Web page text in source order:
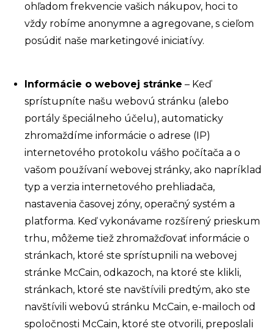
ohľadom frekvencie vašich nákupov, hoci to
vždy robíme anonymne a agregovane, s cieľom
posúdiť naše marketingové iniciatívy.
Informácie o webovej stránke – Keď
sprístupníte našu webovú stránku (alebo
portály špeciálneho účelu), automaticky
zhromaždíme informácie o adrese (IP)
internetového protokolu vášho počítača a o
vašom používaní webovej stránky, ako napríklad
typ a verzia internetového prehliadača,
nastavenia časovej zóny, operačný systém a
platforma. Keď vykonávame rozšírený prieskum
trhu, môžeme tiež zhromažďovať informácie o
stránkach, ktoré ste sprístupnili na webovej
stránke McCain, odkazoch, na ktoré ste klikli,
stránkach, ktoré ste navštívili predtým, ako ste
navštívili webovú stránku McCain, e-mailoch od
spoločnosti McCain, ktoré ste otvorili, preposlali